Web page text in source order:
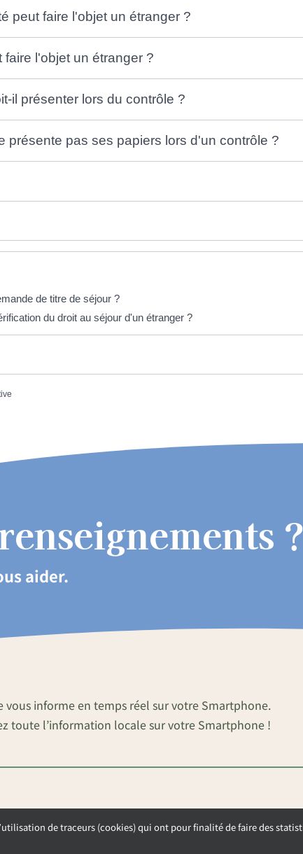
peut faire l'objet un étranger ?
l'objet un étranger ?
il présenter lors du contrôle ?
présente pas ses papiers lors d'un contrôle ?
de titre de séjour ?
du droit au séjour d'un étranger ?
?
aider.
vous informe en temps réel sur votre Smartphone.
toute l’information locale sur votre Smartphone !
OUVERTURE DE LA MAIRIE
de traceurs (cookies) qui ont pour finalité de faire des